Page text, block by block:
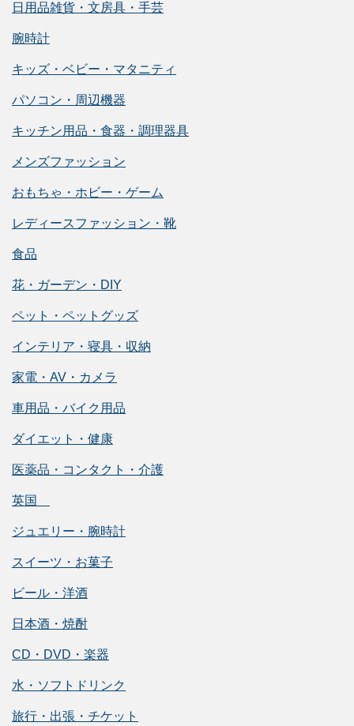
日用品雑貨・文房具・手芸
腕時計
キッズ・ベビー・マタニティ
パソコン・周辺機器
キッチン用品・食器・調理器具
メンズファッション
おもちゃ・ホビー・ゲーム
レディースファッション・靴
食品
花・ガーデン・DIY
ペット・ペットグッズ
インテリア・寝具・収納
家電・AV・カメラ
車用品・バイク用品
ダイエット・健康
医薬品・コンタクト・介護
英国
ジュエリー・腕時計
スイーツ・お菓子
ビール・洋酒
日本酒・焼酎
CD・DVD・楽器
水・ソフトドリンク
旅行・出張・チケット